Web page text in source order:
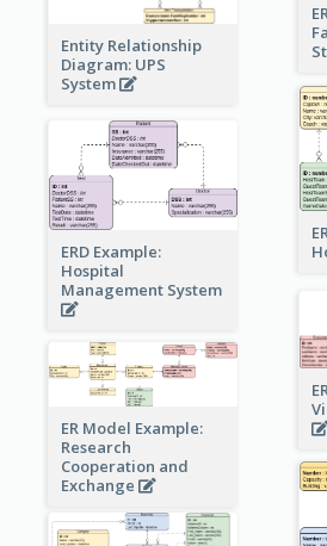
Entity Relationship
Diagram: UPS
System
ERD Example:
Hospital
Management System
ER Model Example:
Research
Cooperation and
Exchange